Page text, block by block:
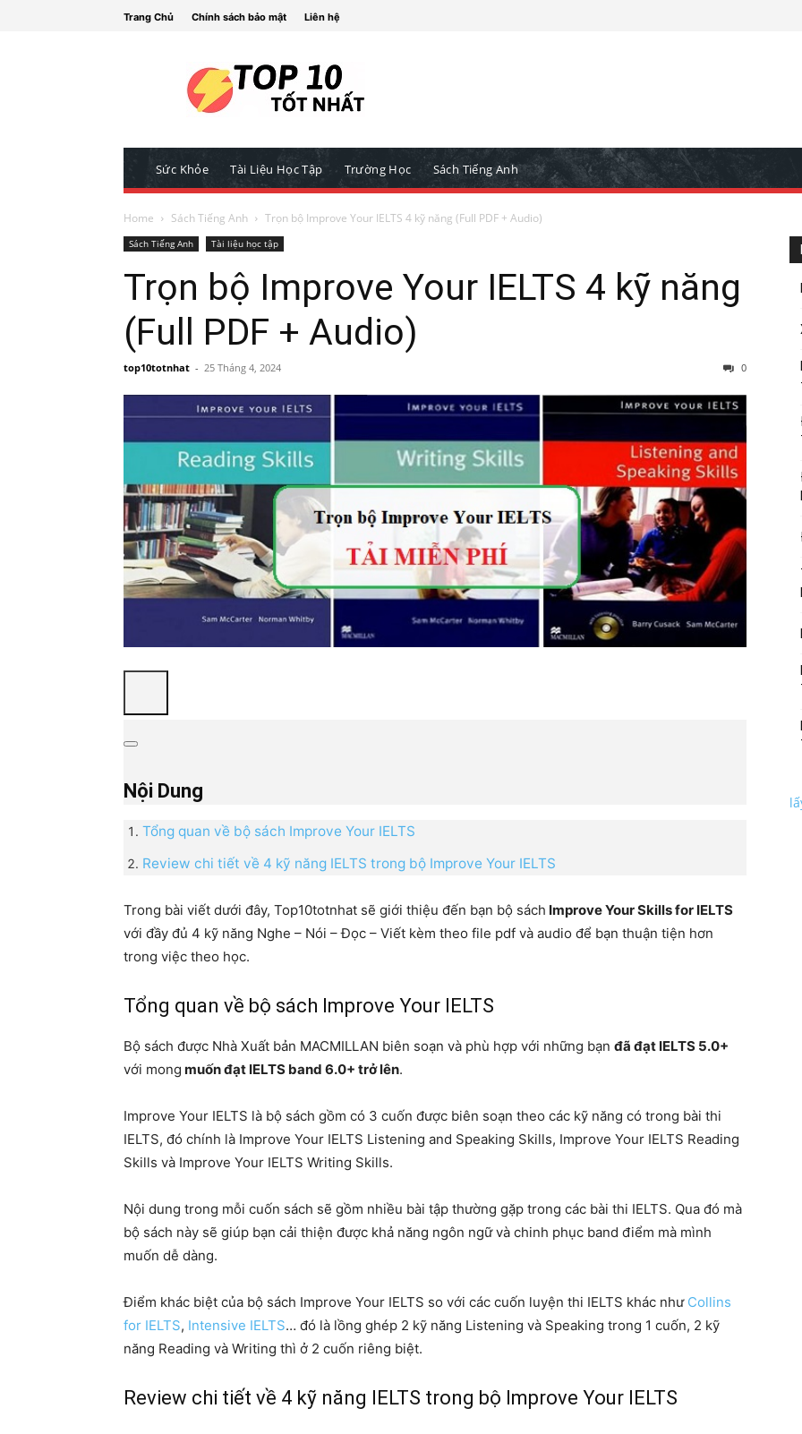
Trang Chủ Chính sách bảo mật Liên hệ
Sức Khỏe Tài Liệu Học Tập Trường Học Sách Tiếng Anh
Home Sách Tiếng Anh Trọn bộ Improve Your IELTS 4 kỹ năng (Full PDF + Audio)
Sách Tiếng Anh Tài liệu học tập
Trọn bộ Improve Your IELTS 4 kỹ năng
(Full PDF + Audio)
top10totnhat - 25 Tháng 4, 2024 0
Nội Dung
Tổng quan về bộ sách Improve Your IELTS
Review chi tiết về 4 kỹ năng IELTS trong bộ Improve Your IELTS
Trong bài viết dưới đây, Top10totnhat sẽ giới thiệu đến bạn bộ sách Improve Your Skills for IELTS
với đầy đủ 4 kỹ năng Nghe – Nói – Đọc – Viết kèm theo file pdf và audio để bạn thuận tiện hơn
trong việc theo học.
Tổng quan về bộ sách Improve Your IELTS
Bộ sách được Nhà Xuất bản MACMILLAN biên soạn và phù hợp với những bạn đã đạt IELTS 5.0+
với mong muốn đạt IELTS band 6.0+ trở lên.
Improve Your IELTS là bộ sách gồm có 3 cuốn được biên soạn theo các kỹ năng có trong bài thi
IELTS, đó chính là Improve Your IELTS Listening and Speaking Skills, Improve Your IELTS Reading
Skills và Improve Your IELTS Writing Skills.
Nội dung trong mỗi cuốn sách sẽ gồm nhiều bài tập thường gặp trong các bài thi IELTS. Qua đó mà
bộ sách này sẽ giúp bạn cải thiện được khả năng ngôn ngữ và chinh phục band điểm mà mình
muốn dễ dàng.
Điểm khác biệt của bộ sách Improve Your IELTS so với các cuốn luyện thi IELTS khác như Collins
for IELTS, Intensive IELTS… đó là lồng ghép 2 kỹ năng Listening và Speaking trong 1 cuốn, 2 kỹ
năng Reading và Writing thì ở 2 cuốn riêng biệt.
Review chi tiết về 4 kỹ năng IELTS trong bộ Improve Your IELTS